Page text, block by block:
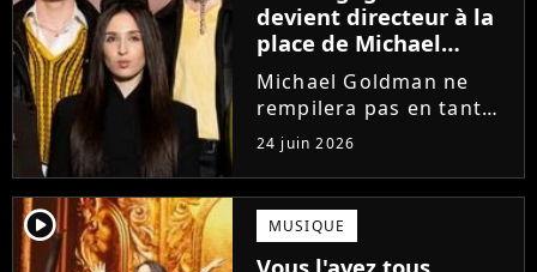
devient directeur à la
place de Michael
Goldman ? Il donne
enfin sa réponse
Michael Goldman ne
rempilera pas en tant
que directeur de la
prochaine saison de la
Star Academy. Mais qui
prendra sa place ? Alors
que son nom circule,
cet ancien gagnant de
24 juin 2026
player2 MUSIQUE